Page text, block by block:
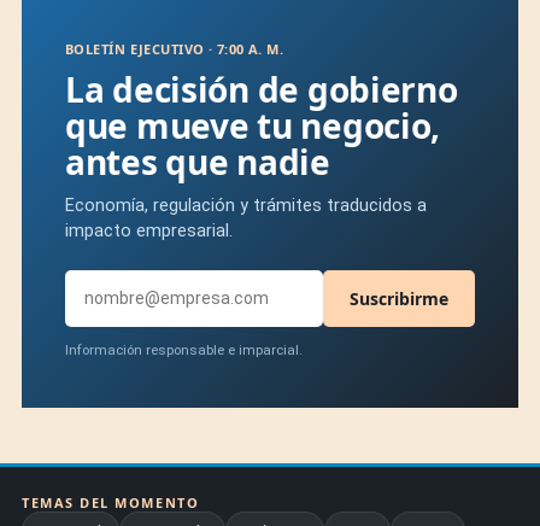
BOLETÍN EJECUTIVO · 7:00 A. M.
La decisión de gobierno
que mueve tu negocio,
antes que nadie
Economía, regulación y trámites traducidos a
impacto empresarial.
Suscribirme
Información responsable e imparcial.
TEMAS DEL MOMENTO